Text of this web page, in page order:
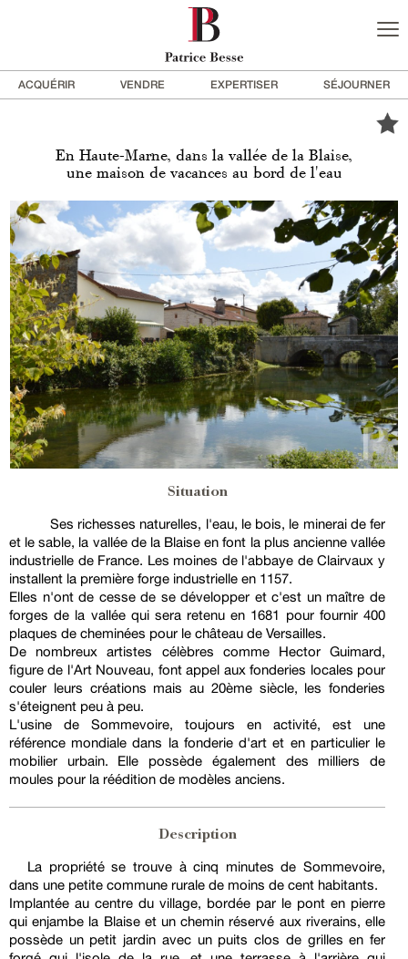
ACQUÉRIR VENDRE EXPERTISER SÉJOURNER
En Haute-Marne, dans la vallée de la Blaise,
une maison de vacances au bord de l'eau
Situation
Ses richesses naturelles, l'eau, le bois, le minerai de fer
et le sable, la vallée de la Blaise en font la plus ancienne vallée
industrielle de France. Les moines de l'abbaye de Clairvaux y
installent la première forge industrielle en 1157.
Elles n'ont de cesse de se développer et c'est un maître de
forges de la vallée qui sera retenu en 1681 pour fournir 400
plaques de cheminées pour le château de Versailles.
De nombreux artistes célèbres comme Hector Guimard,
figure de l'Art Nouveau, font appel aux fonderies locales pour
couler leurs créations mais au 20ème siècle, les fonderies
s'éteignent peu à peu.
L'usine de Sommevoire, toujours en activité, est une
référence mondiale dans la fonderie d'art et en particulier le
mobilier urbain. Elle possède également des milliers de
moules pour la réédition de modèles anciens.
Description
La propriété se trouve à cinq minutes de Sommevoire,
dans une petite commune rurale de moins de cent habitants.
Implantée au centre du village, bordée par le pont en pierre
qui enjambe la Blaise et un chemin réservé aux riverains, elle
possède un petit jardin avec un puits clos de grilles en fer